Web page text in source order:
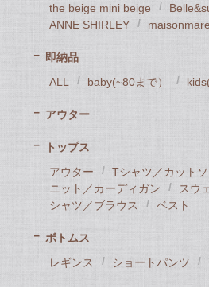
the beige mini beige
ANNE SHIRLEY
即納品
ALL
baby(~80まで）
アウター
トップス
アウター
Tシャツ／カット
ニット／カーディガン
スウ
シャツ／ブラウス
ベスト
ボトムス
レギンス
ショートパンツ